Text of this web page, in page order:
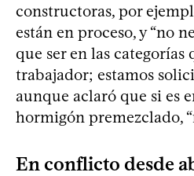
constructoras, por
están en proceso, y “no
que ser en las categorías
trabajador; estamos
aunque aclaró que si es
hormigón premezclado,
En conflicto desde